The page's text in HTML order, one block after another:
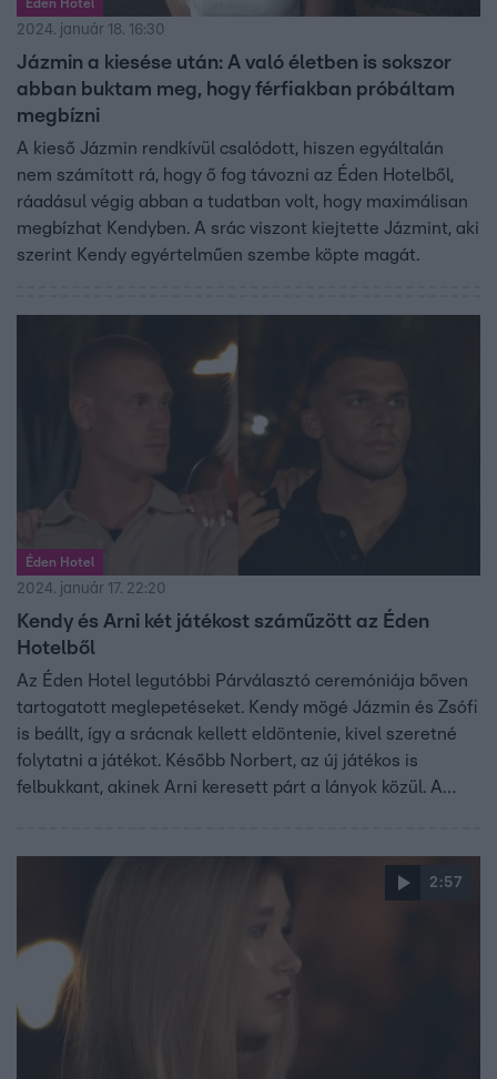
Éden Hotel
2024. január 18. 16:30
Jázmin a kiesése után: A való életben is sokszor
abban buktam meg, hogy férfiakban próbáltam
megbízni
A kieső Jázmin rendkívül csalódott, hiszen egyáltalán
nem számított rá, hogy ő fog távozni az Éden Hotelből,
ráadásul végig abban a tudatban volt, hogy maximálisan
megbízhat Kendyben. A srác viszont kiejtette Jázmint, aki
szerint Kendy egyértelműen szembe köpte magát.
Éden Hotel
2024. január 17. 22:20
Kendy és Arni két játékost száműzött az Éden
Hotelből
Az Éden Hotel legutóbbi Párválasztó ceremóniája bőven
tartogatott meglepetéseket. Kendy mögé Jázmin és Zsófi
is beállt, így a srácnak kellett eldöntenie, kivel szeretné
folytatni a játékot. Később Norbert, az új játékos is
felbukkant, akinek Arni keresett párt a lányok közül. A
2:57